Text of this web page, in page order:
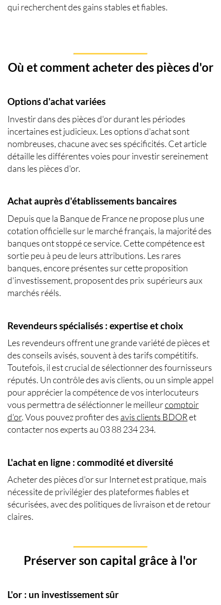
qui recherchent des gains stables et fiables.
Où et comment acheter des pièces d'or
Options d'achat variées
Investir dans des pièces d'or durant les périodes
incertaines est judicieux. Les options d'achat sont
nombreuses, chacune avec ses spécificités. Cet article
détaille les différentes voies pour investir sereinement
dans les pièces d'or.
Achat auprès d'établissements bancaires
Depuis que la Banque de France ne propose plus une
cotation officielle sur le marché français, la majorité des
banques ont stoppé ce service. Cette compétence est
sortie peu à peu de leurs attributions. Les rares
banques, encore présentes sur cette proposition
d'investissement, proposent des prix supérieurs aux
marchés rééls.
Revendeurs spécialisés : expertise et choix
Les revendeurs offrent une grande variété de pièces et
des conseils avisés, souvent à des tarifs compétitifs.
Toutefois, il est crucial de sélectionner des fournisseurs
réputés. Un contrôle des avis clients, ou un simple appel
pour apprécier la compétence de vos interlocuteurs
vous permettra de séléctionner le meilleurcomptoir
d'or. Vous pouvez profiter des avis clients BDORet
contacter nos experts au 03 88 234 234.
L'achat en ligne : commodité et diversité
Acheter des pièces d'or sur Internet est pratique, mais
nécessite de privilégier des plateformes fiables et
sécurisées, avec des politiques de livraison et de retour
claires.
Préserver son capital grâce à l'or
L'or : un investissement sûr